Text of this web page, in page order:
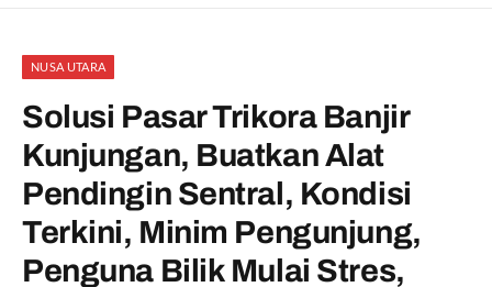
NUSA UTARA
Solusi Pasar Trikora Banjir
Kunjungan, Buatkan Alat
Pendingin Sentral, Kondisi
Terkini, Minim Pengunjung,
Penguna Bilik Mulai Stres,